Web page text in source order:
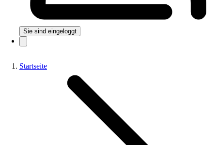
Sie sind eingeloggt
Startseite